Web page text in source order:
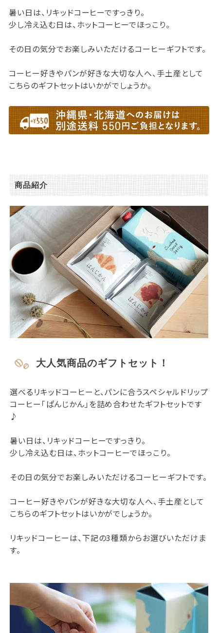
暑い日は、リキッドコーヒーですっきり。
少し冷え込む日は、ホットコーヒーでほっこり。
その日の気分でお楽しみいただけるコーヒーギフトです。
コーヒー好きやパンが好きな大切な人へ、手土産として
こちらのギフトセットはいかがでしょうか。
商品紹介
大人気商品のギフトセット！
選べるリキッドコーヒーと、パンに合うスペシャルドリップ
コーヒー「ぱんじかん」を詰め合わせたギフトセットです
♪
暑い日は、リキッドコーヒーですっきり。
少し冷え込む日は、ホットコーヒーでほっこり。
その日の気分でお楽しみいただけるコーヒーギフトです。
コーヒー好きやパンが好きな大切な人へ、手土産として
こちらのギフトセットはいかがでしょうか。
リキッドコーヒーは、下記の3種類からお選びいただけま
す。